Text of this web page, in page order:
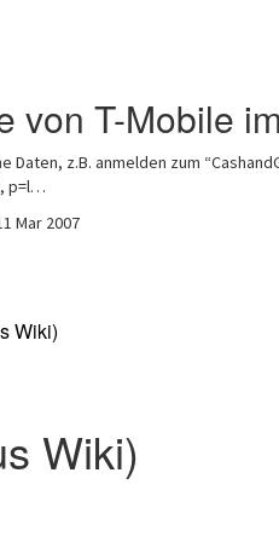
von T-Mobile
Daten, z.B. anmelden zum
p=l…
Mar 2007
Wiki)
Wiki)